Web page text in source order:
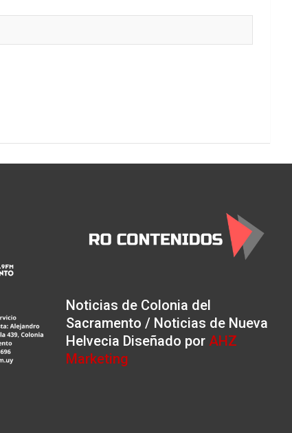
Noticias de Colonia del
Sacramento / Noticias de Nueva
Helvecia Diseñado por AHZ
Marketing